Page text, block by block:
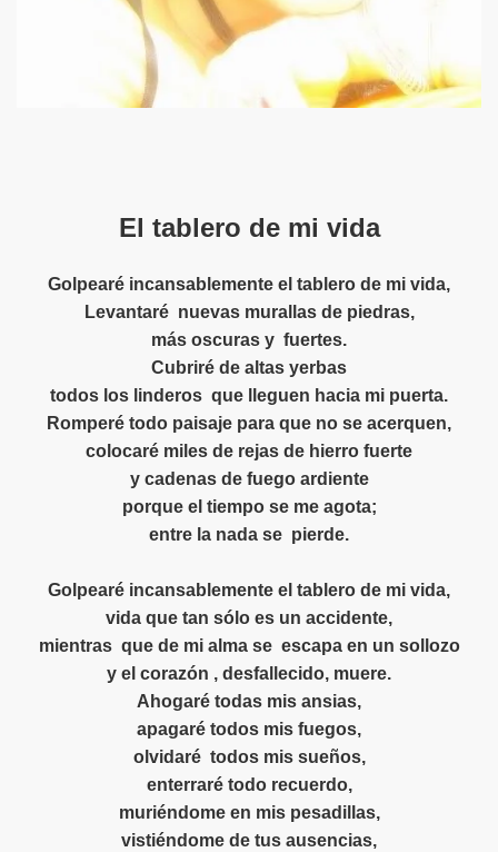
El tablero de mi vida
Golpearé incansablemente el tablero de mi vida,
Levantaré nuevas murallas de piedras,
más oscuras y fuertes.
Cubriré de altas yerbas
todos los linderos que lleguen hacia mi puerta.
Romperé todo paisaje para que no se acerquen,
colocaré miles de rejas de hierro fuerte
y cadenas de fuego ardiente
porque el tiempo se me agota;
entre la nada se pierde.
Golpearé incansablemente el tablero de mi vida,
vida que tan sólo es un accidente,
mientras que de mi alma se escapa en un sollozo
y el corazón , desfallecido, muere.
Ahogaré todas mis ansias,
apagaré todos mis fuegos,
olvidaré todos mis sueños,
enterraré todo recuerdo,
muriéndome en mis pesadillas,
vistiéndome de tus ausencias,
JEM WONG –– SANTIAGO GILESSA)
(María Ofelia Reimundo –Jem Wong)
WONG – EVANGELINA DEL ROSARIO VALDEZ)
– JEM WONG)
Quema
Evangelina del Rosario Valdez –Fanny Jem Wong)
Y EURIDICE)